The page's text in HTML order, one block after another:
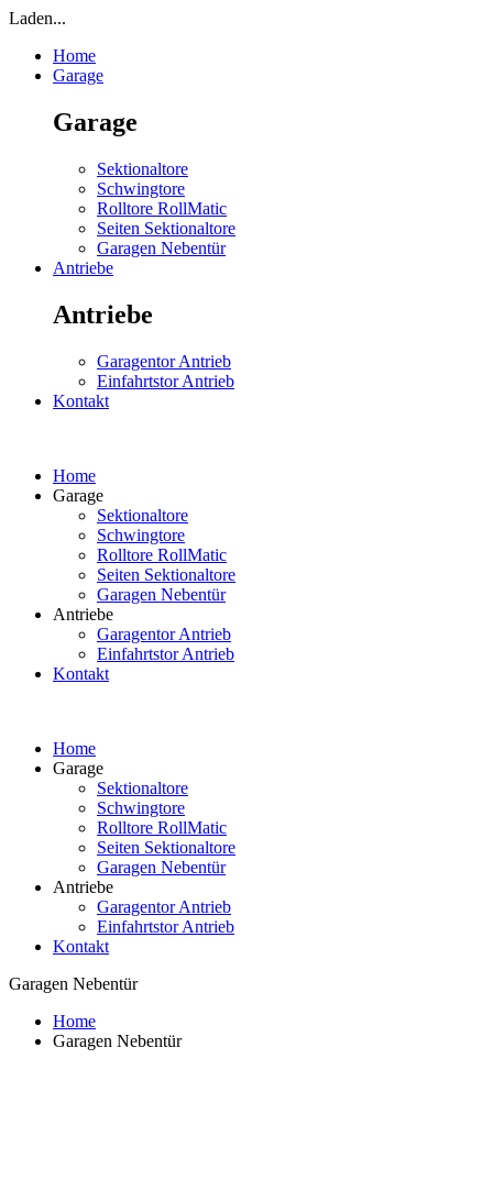
Laden...
Home
Garage
Garage
Sektionaltore
Schwingtore
Rolltore RollMatic
Seiten Sektionaltore
Garagen Nebentür
Antriebe
Antriebe
Garagentor Antrieb
Einfahrtstor Antrieb
Kontakt
Home
Garage
Sektionaltore
Schwingtore
Rolltore RollMatic
Seiten Sektionaltore
Garagen Nebentür
Antriebe
Garagentor Antrieb
Einfahrtstor Antrieb
Kontakt
Home
Garage
Sektionaltore
Schwingtore
Rolltore RollMatic
Seiten Sektionaltore
Garagen Nebentür
Antriebe
Garagentor Antrieb
Einfahrtstor Antrieb
Kontakt
Garagen Nebentür
Home
Garagen Nebentür